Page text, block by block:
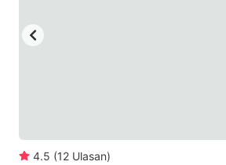
for
4.5 (12 Ulasan)